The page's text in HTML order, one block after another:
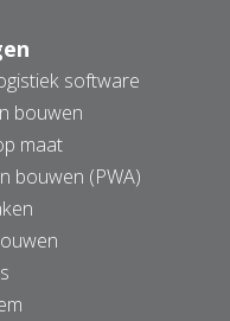
software
bouwen
maat
bouwen (PWA)